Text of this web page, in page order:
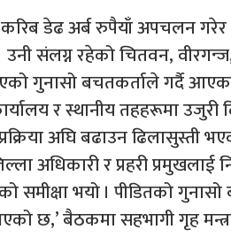
डेढ अर्ब रुपैयाँ अपचलन
उनी संलग्न रहेको चितवन,
गुनासो बचतकर्ताले गर्दै
र स्थानीय तहहरूमा उजुरी
अघि बढाउन ढिलासुस्ती
अधिकारी र प्रहरी प्रमुखलाई
भयो । पीडितको
छ,’ बैठकमा सहभागी गृह